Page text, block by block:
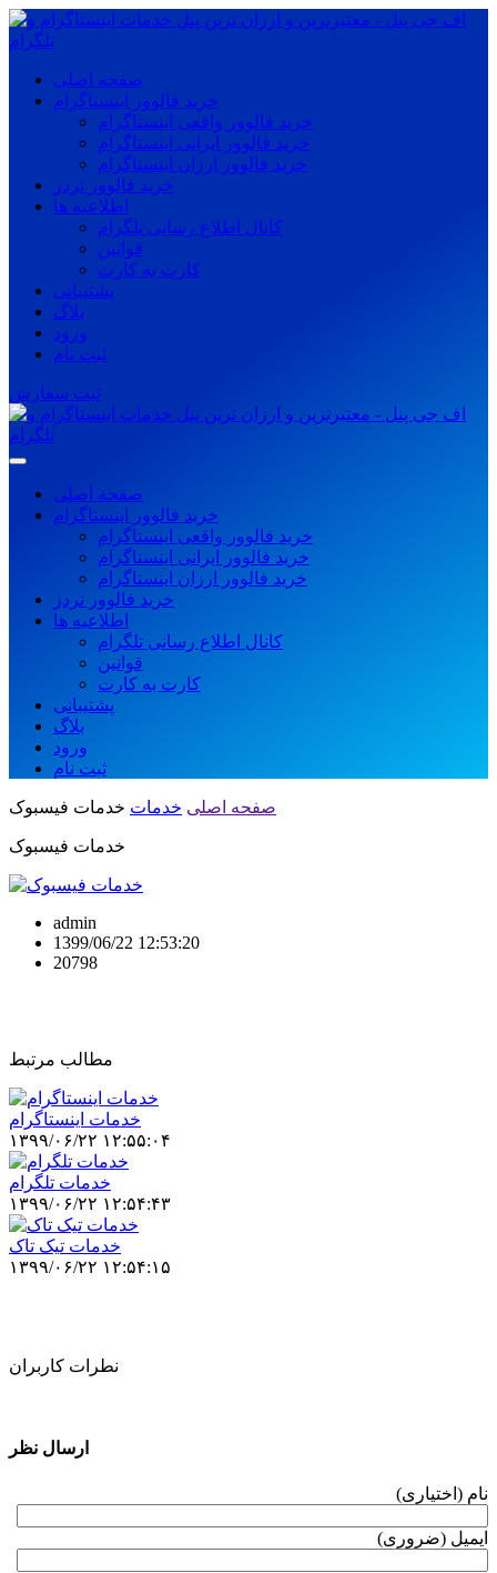
صفحه اصلی
خرید فالوور اینستاگرام
خرید فالوور واقعی اینستاگرام
خرید فالوور ایرانی اینستاگرام
خرید فالوور ارزان اینستاگرام
خرید فالوور تردز
اطلاعیه ها
کانال اطلاع رسانی تلگرام
قوانین
کارت به کارت
پشتیبانی
بلاگ
ورود
ثبت نام
ثبت سفارش
صفحه اصلی
خرید فالوور اینستاگرام
خرید فالوور واقعی اینستاگرام
خرید فالوور ایرانی اینستاگرام
خرید فالوور ارزان اینستاگرام
خرید فالوور تردز
اطلاعیه ها
کانال اطلاع رسانی تلگرام
قوانین
کارت به کارت
پشتیبانی
بلاگ
ورود
ثبت نام
صفحه اصلی خدمات خدمات فیسبوک
خدمات فیسبوک
admin
1399/06/22 12:53:20
20798
مطالب مرتبط
خدمات اینستاگرام
۱۳۹۹/۰۶/۲۲ ۱۲:۵۵:۰۴
خدمات تلگرام
۱۳۹۹/۰۶/۲۲ ۱۲:۵۴:۴۳
خدمات تیک تاک
۱۳۹۹/۰۶/۲۲ ۱۲:۵۴:۱۵
نطرات کاربران
ارسال نظر
نام (اختیاری)
ایمیل (ضروری)